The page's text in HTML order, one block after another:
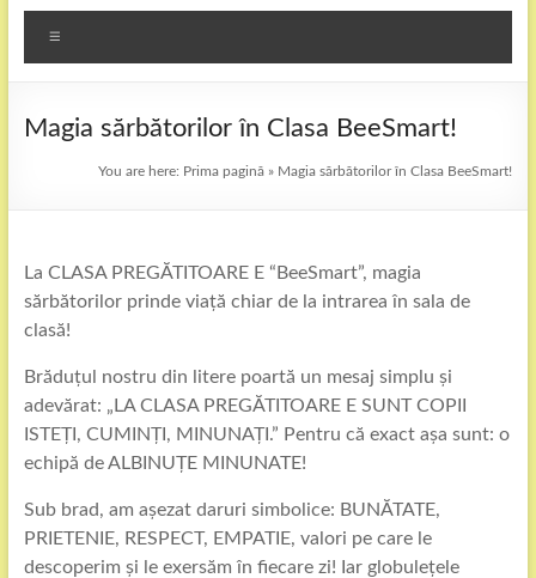
Magia sărbătorilor în Clasa BeeSmart!
You are here: Prima pagină » Magia sărbătorilor în Clasa BeeSmart!
La CLASA PREGĂTITOARE E “BeeSmart”, magia
sărbătorilor prinde viață chiar de la intrarea în sala de
clasă!
Brăduțul nostru din litere poartă un mesaj simplu și
adevărat: „LA CLASA PREGĂTITOARE E SUNT COPII
ISTEȚI, CUMINȚI, MINUNAȚI.” Pentru că exact așa sunt: o
echipă de ALBINUȚE MINUNATE!
Sub brad, am așezat daruri simbolice: BUNĂTATE,
PRIETENIE, RESPECT, EMPATIE, valori pe care le
descoperim și le exersăm în fiecare zi! Iar globulețele